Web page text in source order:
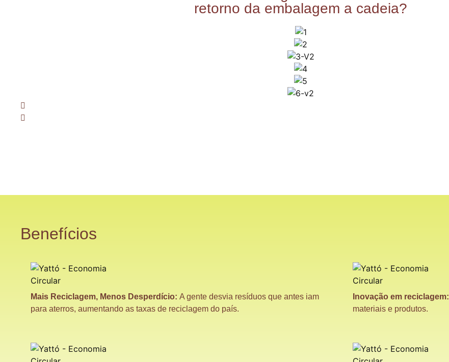
retorno da embalagem a cadeia?
Benefícios
Mais Reciclagem, Menos Desperdício: A gente desvia resíduos que antes iam
para aterros, aumentando as taxas de reciclagem do país.
Inovação em reciclagem:
materiais e produtos.